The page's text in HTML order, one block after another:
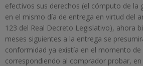
efectivos sus derechos (el cómputo de la
en el mismo día de entrega en virtud del
123 del Real Decreto Legislativo), ahora
meses siguientes a la entrega se
conformidad ya existía en el momento de
correspondiendo al comprador probar,